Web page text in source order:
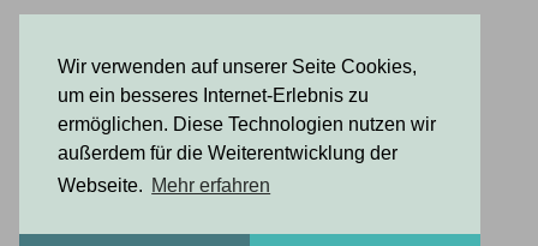
Wir verwenden auf unserer Seite Cookies,
um ein besseres Internet-Erlebnis zu
ermöglichen. Diese Technologien nutzen wir
außerdem für die Weiterentwicklung der
Webseite. Mehr erfahren